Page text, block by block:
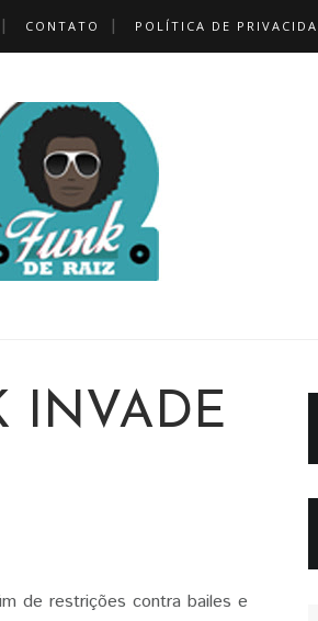
CONTATO POLÍTICA DE
INVADE
de restrições contra bailes e